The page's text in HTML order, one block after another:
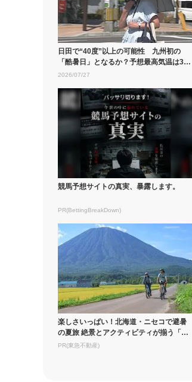
日田で“40度”以上の可能性 九州初の
「酷暑日」となるか？予想最高気温は39
度 ...
2026/07/27
競馬予想サイトの真実、暴露します。
PR(BettingBreakDown)
楽しさいっぱい！北海道・ニセコで避暑
の夏旅 絶景とアクティビティが揃う「ニ
セコ東...
PR(東急不動産)